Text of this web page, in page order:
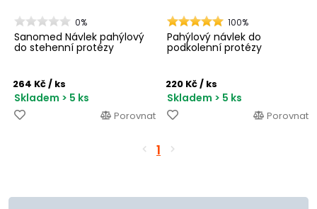
0%
Sanomed Návlek pahýlový
do stehenní protézy
264 Kč/ ks
Skladem > 5 ks
Porovnat
100%
Pahýlový návlek do
podkolenní protézy
220 Kč/ ks
Skladem > 5 ks
Porovnat
1